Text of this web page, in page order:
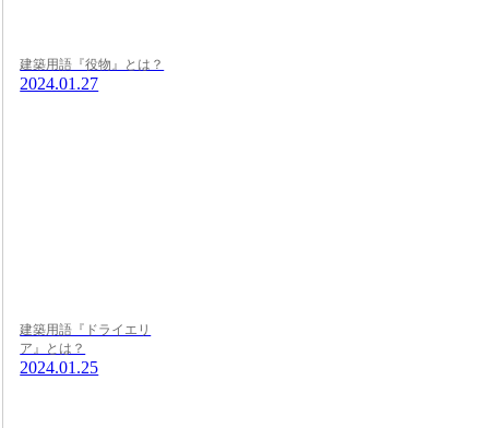
建築用語『役物』とは？
2024.01.27
建築用語『ドライエリ
ア』とは？
2024.01.25